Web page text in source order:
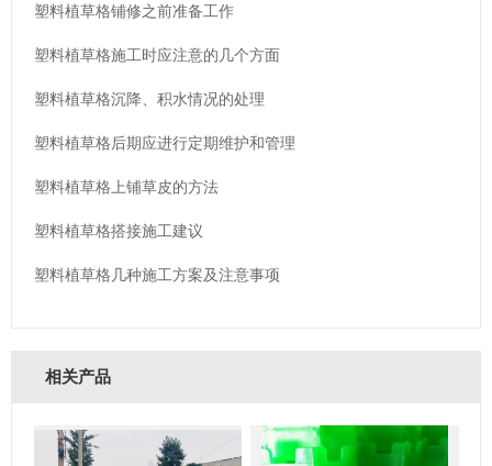
塑料植草格铺修之前准备工作
塑料植草格施工时应注意的几个方面
塑料植草格沉降、积水情况的处理
塑料植草格后期应进行定期维护和管理
塑料植草格上铺草皮的方法
塑料植草格搭接施工建议
塑料植草格几种施工方案及注意事项
相关产品